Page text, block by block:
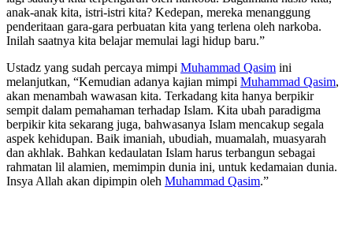
anak-anak kita, istri-istri kita? Kedepan, mereka menanggung
penderitaan gara-gara perbuatan kita yang terlena oleh narkoba.
Inilah saatnya kita belajar memulai lagi hidup baru.”
Ustadz yang sudah percaya mimpi Muhammad Qasim ini
melanjutkan, “Kemudian adanya kajian mimpi Muhammad Qasim,
akan menambah wawasan kita. Terkadang kita hanya berpikir
sempit dalam pemahaman terhadap Islam. Kita ubah paradigma
berpikir kita sekarang juga, bahwasanya Islam mencakup segala
aspek kehidupan. Baik imaniah, ubudiah, muamalah, muasyarah
dan akhlak. Bahkan kedaulatan Islam harus terbangun sebagai
rahmatan lil alamien, memimpin dunia ini, untuk kedamaian dunia.
Insya Allah akan dipimpin oleh Muhammad Qasim.”